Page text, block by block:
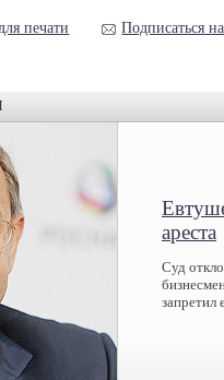
печати Подписаться
ареста
Суд
запретил